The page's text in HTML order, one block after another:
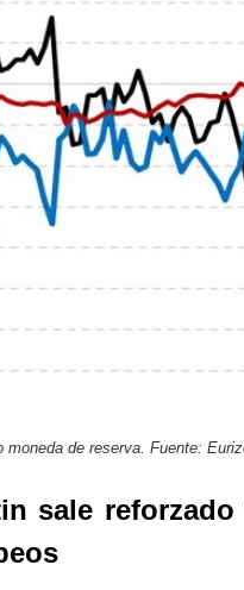
moneda de reserva. Fuente:
sale